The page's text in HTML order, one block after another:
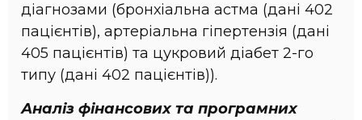
діагнозами (бронхіальна астма (дані 402
пацієнтів), артеріальна гіпертензія (дані
405 пацієнтів) та цукровий діабет 2-го
типу (дані 402 пацієнтів)).
Аналіз фінансових та програмних